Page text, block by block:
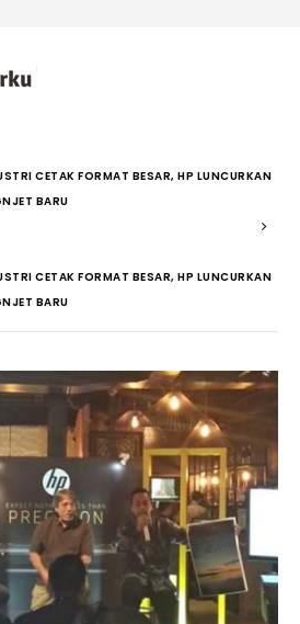
CETAK FORMAT BESAR, HP LUNCURKAN
BARU
CETAK FORMAT BESAR, HP LUNCURKAN
BARU